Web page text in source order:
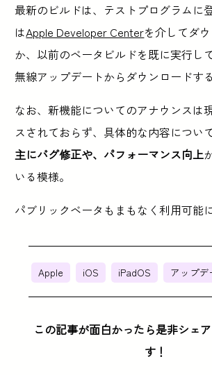
最新のビルドは、テストプログラムに
はApple Developer Centerを介してダ
か、以前のベータビルドを既に実行し
無線アップデートからダウンロードす
なお、新機能についてのアナウンスは
スされておらず、具体的な内容につい
主にバグ修正や、パフォーマンス向上
いる模様。
パブリックベータもまもなく利用可能
Apple iOS iPadOS アップデ
この記事が面白かったら是非シェ
す！